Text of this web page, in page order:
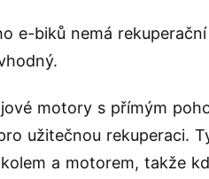
e-biků nemá
motory s přímým
užitečnou rekuperaci.
a motorem, takže